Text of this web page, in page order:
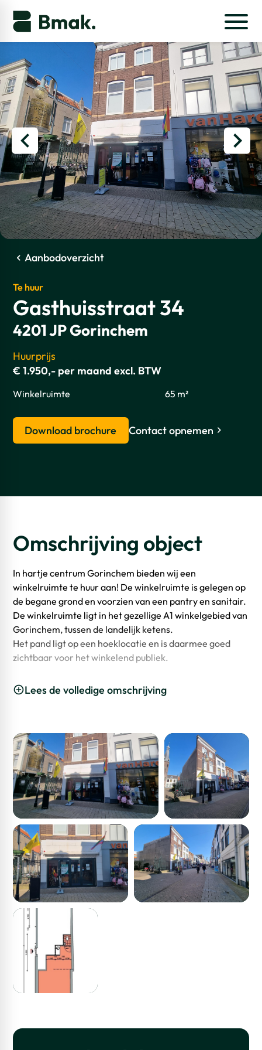
Aanbodoverzicht
Te huur
Gasthuisstraat 34
4201 JP Gorinchem
Huurprijs
€ 1.950,- per maand excl. BTW
Winkelruimte 65 m²
Download brochure Contact opnemen
Omschrijving object
In hartje centrum Gorinchem bieden wij een
winkelruimte te huur aan! De winkelruimte is gelegen op
de begane grond en voorzien van een pantry en sanitair.
De winkelruimte ligt in het gezellige A1 winkelgebied van
Gorinchem, tussen de landelijk ketens.
Het pand ligt op een hoeklocatie en is daarmee goed
zichtbaar voor het winkelend publiek.
Locatie
De winkelruimte heeft een uitstekende ligging te midden
ketens gevestigd, o.a.: HEMA, ONLY, Primera, Van
Uffelen Mode, Xenos, Rituals, Hans Anders etc. Het
object ligt in één van de drukste winkelstraten van het
Gorinchemse centrum op absolute toplocatie! In 2021 is
Gorinchem door de ANWB verkozen tot mooiste
vestingstad van het jaar! Ook heeft de vesting van
Gorinchem sinds 2021 een beschermde status binnen
het UNESCO Werelderfgoedprogramma.
Oppervlakten
Begane grond
Winkelruimte 65 m²
Frontbreedte 5 meter
Bestemmingsplan
Ter plaatse is het bestemmingsplan “Binnenstad e.o.”
van kracht. In dit bestemmingsplan heeft het
de dubbelbestemming ‘waarde – beschermd
De voor ‘Centrum 1’ aangewezen gronden zijn bestemd
Lees de volledige omschrijving